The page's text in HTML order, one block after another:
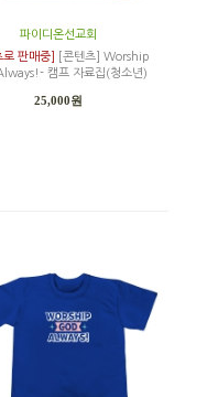
파이디온선교회
로 판매중]
[콘텐츠] Worship
캠프 자료집(청소년)
25,000원